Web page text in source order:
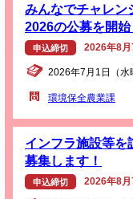
みんなでチャレン
2026の公募を開始
申込締切 2026年8月
2026年7月1日（水
環境保全農業課
インフラ施設等を
募集します！
申込締切 2026年8月